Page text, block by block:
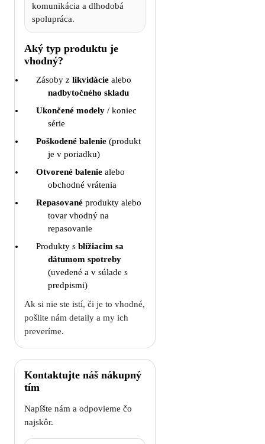
komunikácia a dlhodobá
spolupráca.
Aký typ produktu je
vhodný?
Zásoby z likvidácie alebo
nadbytočného skladu
Ukončené modely / koniec
série
Poškodené balenie (produkt
je v poriadku)
Otvorené balenie alebo
obchodné vrátenia
Repasované produkty alebo
tovar vhodný na
repasovanie
Produkty s blížiacim sa
dátumom spotreby
(uvedené a v súlade s
predpismi)
Ak si nie ste istí, či je to vhodné,
pošlite nám detaily a my ich
preveríme.
Kontaktujte náš nákupný
tím
Napíšte nám a odpovieme čo
najskôr.